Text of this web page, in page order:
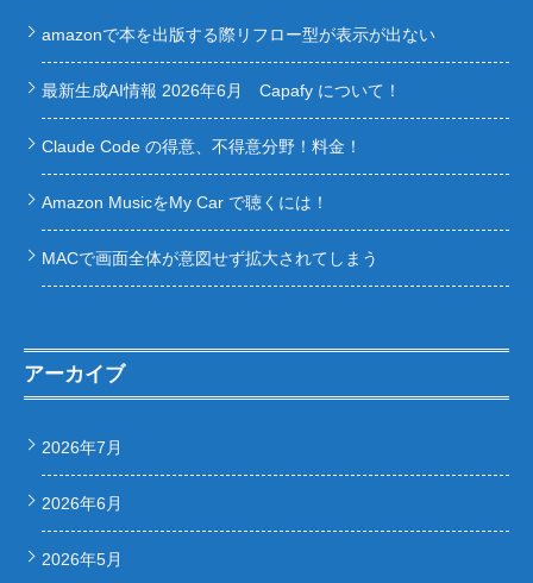
amazonで本を出版する際リフロー型が表示が出ない
最新生成AI情報 2026年6月 Capafy について！
Claude Code の得意、不得意分野！料金！
Amazon MusicをMy Car で聴くには！
MACで画面全体が意図せず拡大されてしまう
アーカイブ
2026年7月
2026年6月
2026年5月